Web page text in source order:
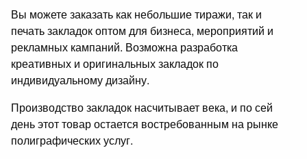
Вы можете заказать как небольшие тиражи, так и
печать закладок оптом для бизнеса, мероприятий и
рекламных кампаний. Возможна разработка
креативных и оригинальных закладок по
индивидуальному дизайну.
Производство закладок насчитывает века, и по сей
день этот товар остается востребованным на рынке
полиграфических услуг.